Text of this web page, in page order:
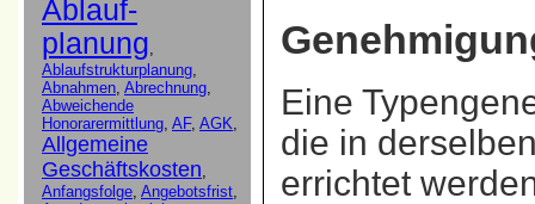
Eine
die in
errichtet